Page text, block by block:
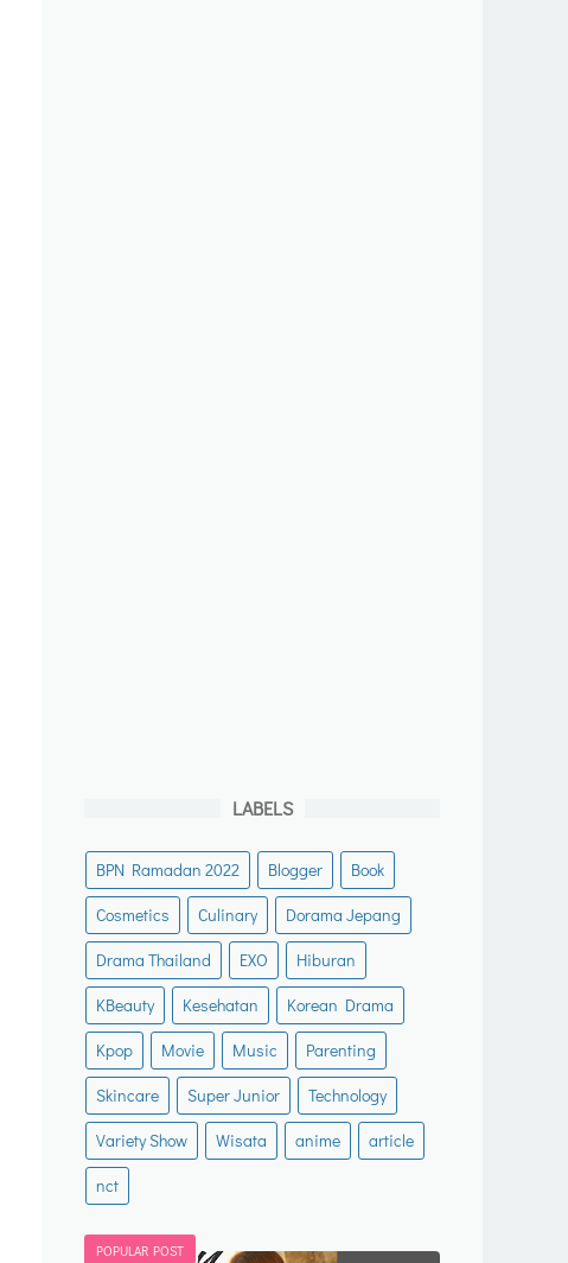
LABELS
BPN Ramadan 2022 Blogger
Book
Cosmetics
Culinary
Dorama Jepang
Drama Thailand
EXO
Hiburan
KBeauty
Kesehatan
Korean Drama
Kpop
Movie Music
Parenting
Skincare
Super Junior
Technology
Variety Show
Wisata anime
article
nct
POPULAR POST